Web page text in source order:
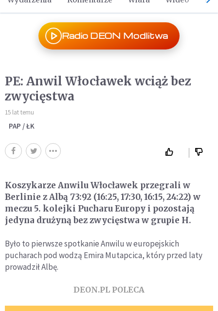
Radio DEON Modlitwa
PE: Anwil Włocławek wciąż bez
zwycięstwa
15 lat temu
PAP / ŁK
Koszykarze Anwilu Włocławek przegrali w
Berlinie z Albą 73:92 (16:25, 17:30, 16:15, 24:22) w
meczu 5. kolejki Pucharu Europy i pozostają
jedyna drużyną bez zwycięstwa w grupie H.
Było to pierwsze spotkanie Anwilu w europejskich
pucharach pod wodzą Emira Mutapcica, który przed laty
prowadził Albę.
DEON.PL POLECA